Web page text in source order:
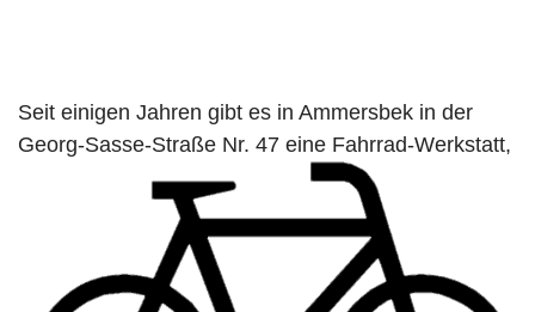
Seit einigen Jahren gibt es in Ammersbek in der
Georg-Sasse-Straße Nr. 47 eine Fahrrad-Werkstatt,